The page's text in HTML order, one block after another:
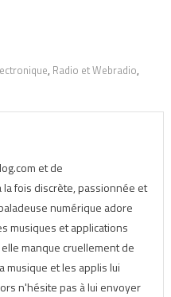
, Radio et Webradio,
et de
la fois discrète, passionnée et
numérique adore
musiques et applications
manque cruellement de
musique et les applis lui
n'hésite pas à lui envoyer